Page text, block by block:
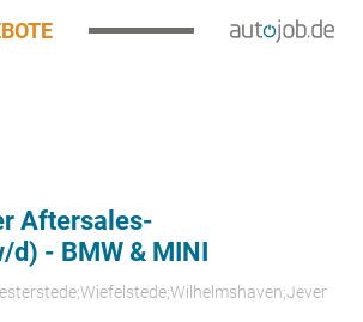
Aftersales-
- BMW & MINI